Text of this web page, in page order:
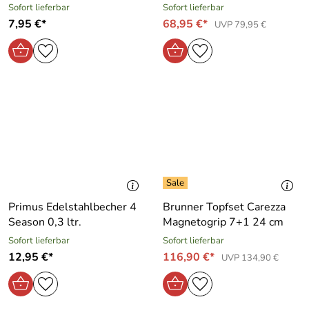
Sofort lieferbar
7,95 €*
Sofort lieferbar
68,95 €* UVP 79,95 €
Primus Edelstahlbecher 4
Season 0,3 ltr.
Sofort lieferbar
12,95 €*
Brunner Topfset Carezza
Magnetogrip 7+1 24 cm
Sofort lieferbar
116,90 €* UVP 134,90 €